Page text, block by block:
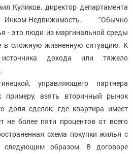
Куликов, директор департамента
Недвижимость. "Обычно
- это люди из маргинальной среды
в сложную жизненную ситуацию. К
дохода или тяжело
управляющего партнера
примеру, взять вторичный рынок
доля сделок, где квартира имеет
не более пяти процентов от всего
схема покупки жилья с
образом. В договоре